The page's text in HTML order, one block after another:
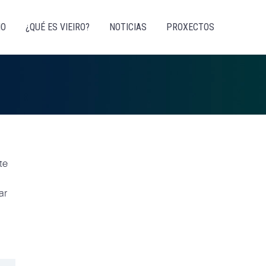
¿QUÉ ES VIEIRO? NOTICIAS PROXECTOS